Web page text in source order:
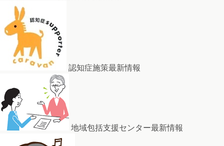
認知症施策最新情報
地域包括支援センター最新情報